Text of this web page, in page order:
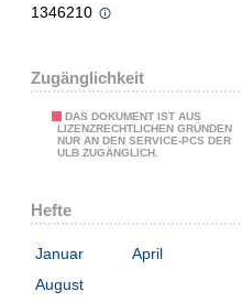
1346210
Zugänglichkeit
DAS DOKUMENT IST AUS
LIZENZRECHTLICHEN GRÜNDEN
NUR AN DEN SERVICE-PCS DER
ULB ZUGÄNGLICH.
Hefte
Januar
April
August